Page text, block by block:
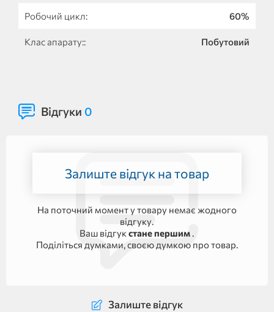
Робочий цикл: 60%
Клас апарату:: Побутовий
Відгуки 0
Залиште відгук на товар
На поточний момент у товару немає жодного
відгуку.
Ваш відгук стане першим .
Поділіться думками, своєю думкою про товар.
Залиште відгук